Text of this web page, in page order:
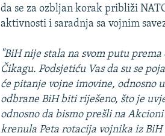
da se za ozbljan korak približi
aktivnosti i saradnja sa vojnim
"BiH nije stala na svom putu
Čikagu. Podsjetiću Vas da su se
će pitanje vojne imovine, odnosno
odbrane BiH biti riješeno, što je
odnosno da bismo prešli na
krenula Peta rotacija vojnika iz